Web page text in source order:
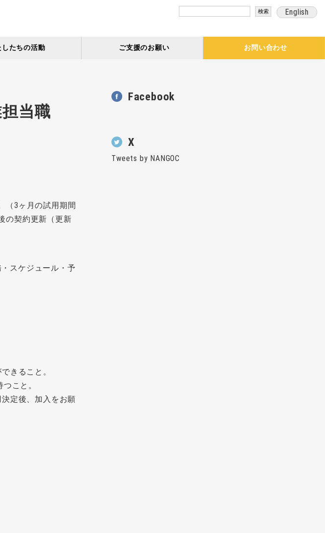
English
したちの活動 ご支援のお願い お問い合わせ
当職
（3ヶ月の試用期間
の契約更新（更新
スケジュール・予
きること。
こと。
定後、加入をお願
Facebook
X
Tweets by NANGOC